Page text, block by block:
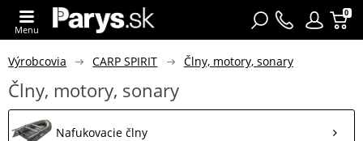
0
Menu
Výrobcovia CARP SPIRIT Člny, motory, sonary
Člny, motory, sonary
Nafukovacie člny